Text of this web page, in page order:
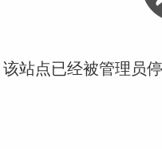
站点已经被管理员